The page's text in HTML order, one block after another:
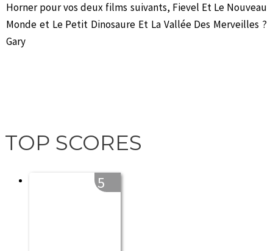
Horner pour vos deux films suivants, Fievel Et Le Nouveau
Monde et Le Petit Dinosaure Et La Vallée Des Merveilles ?
Gary
TOP SCORES
5